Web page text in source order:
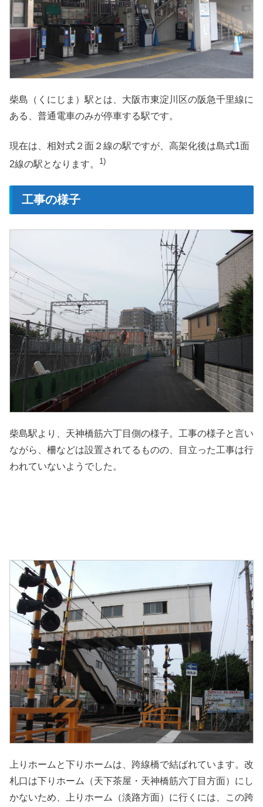
柴島（くにじま）駅とは、大阪市東淀川区の阪急千里線に
ある、普通電車のみが停車する駅です。
現在は、相対式２面２線の駅ですが、高架化後は島式1面
2線の駅となります。
1)
工事の様子
柴島駅より、天神橋筋六丁目側の様子。工事の様子と言い
ながら、柵などは設置されてるものの、目立った工事は行
われていないようでした。
上りホームと下りホームは、跨線橋で結ばれています。改
札口は下りホーム（天下茶屋・天神橋筋六丁目方面）にし
かないため、上りホーム（淡路方面）に行くには、この跨